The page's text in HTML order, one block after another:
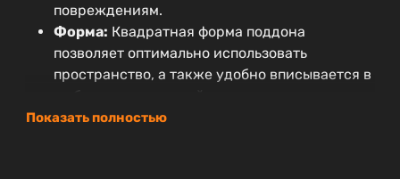
повреждениям.
Форма: Квадратная форма поддона
позволяет оптимально использовать
пространство, а также удобно вписывается в
Размеры:Ширина и глубина составляют 80
Показать полностью